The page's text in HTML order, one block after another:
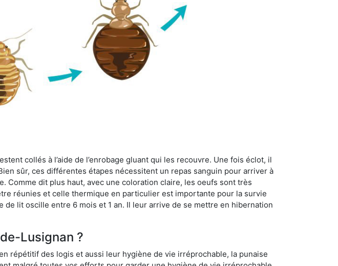
collés à l’aide de l’enrobage gluant qui les recouvre. Une fois éclot, il
sûr, ces différentes étapes nécessitent un repas sanguin pour arriver à
Comme dit plus haut, avec une coloration claire, les oeufs sont très
réunies et celle thermique en particulier est importante pour la survie
de lit oscille entre 6 mois et 1 an. Il leur arrive de se mettre en hibernation
Lusignan ?
répétitif des logis et aussi leur hygiène de vie irréprochable, la punaise